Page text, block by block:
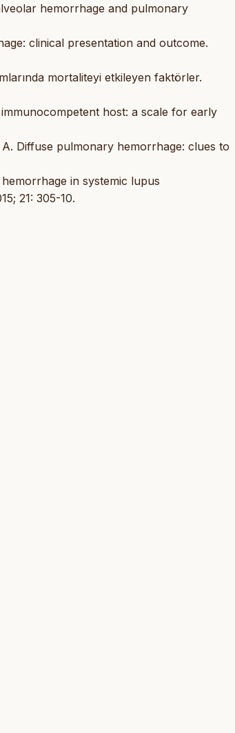
hemorrhage and pulmonary
clinical presentation and outcome.
mortaliteyi etkileyen faktörler.
host: a scale for early
Diffuse pulmonary hemorrhage: clues to
in systemic lupus
21: 305-10.